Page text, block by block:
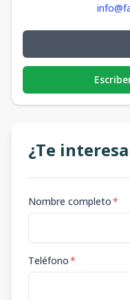
¿Te
Nombre completo*
Teléfono*